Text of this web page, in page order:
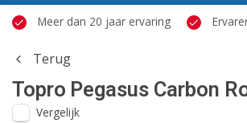
Meer dan 20 jaar ervaring
Terug
Topro Pegasus Carbon
Vergelijk